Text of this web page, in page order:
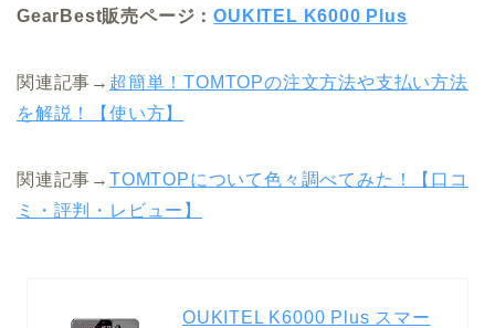
GearBest販売ページ：OUKITEL K6000 Plus
関連記事→ 超簡単！TOMTOPの注文方法や支払い方法
を解説！【使い方】
関連記事→ TOMTOPについて色々調べてみた！【口コ
ミ・評判・レビュー】
OUKITEL K6000 Plus スマー